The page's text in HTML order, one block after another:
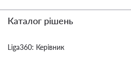
Каталог рішень
Liga360: Керівник